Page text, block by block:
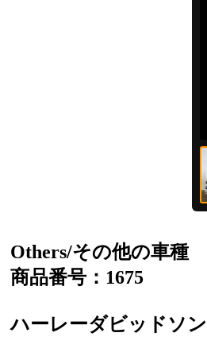
Others/その他の車種
商品番号：1675
ハーレーダビッドソン